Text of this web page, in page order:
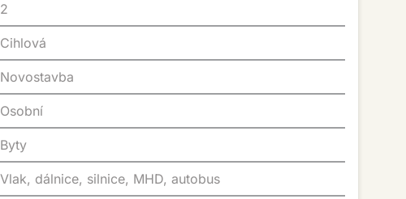
2
Cihlová
Novostavba
Osobní
Byty
vlak, dálnice, silnice, MHD, autobus